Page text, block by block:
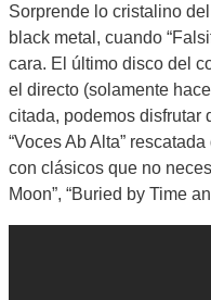
Sorprende lo cristalino
black metal, cuando
cara. El último disco del
el directo (solamente
citada, podemos disfrutar
“Voces Ab Alta”
con clásicos que no
Moon”, “Buried by Time